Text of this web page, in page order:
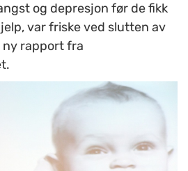
og depresjon før de fikk
var friske ved slutten av
ny rapport fra